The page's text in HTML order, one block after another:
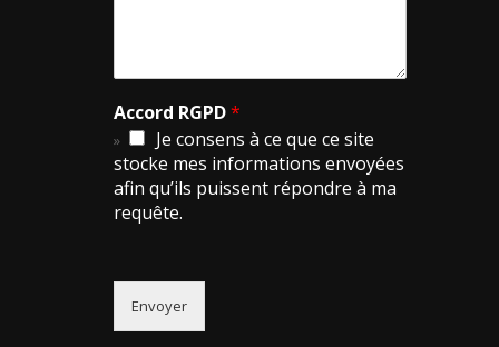
Accord RGPD*
Je consens à ce que ce site
stocke mes informations envoyées
afin qu’ils puissent répondre à ma
requête.
Envoyer